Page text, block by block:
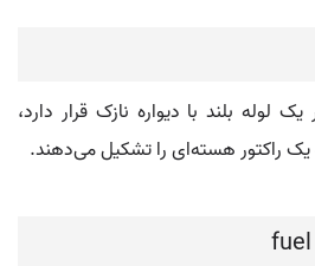
بلند با دیواره نازک قرار دارد،
یک راکتور هسته‌ای را تشکیل می‌دهند.